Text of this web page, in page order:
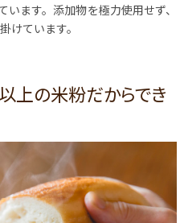
ます。添加物を極力使用せず、
けています。
上の米粉だからでき